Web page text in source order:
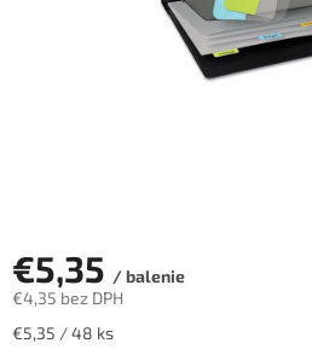
€5,35 / balenie
€4,35 bez DPH
Jednotková
€5,35 / 48 ks